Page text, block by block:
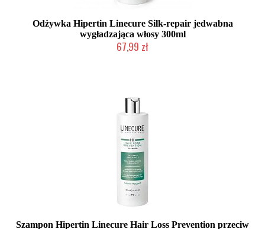
Odżywka Hipertin Linecure Silk-repair jedwabna
wygładzająca włosy 300ml
67,99 zł
Szampon Hipertin Linecure Hair Loss Prevention przeciw